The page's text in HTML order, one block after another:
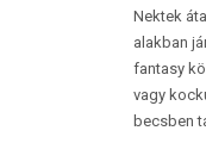
Nektek
alakban
fantasy
vagy
becsben